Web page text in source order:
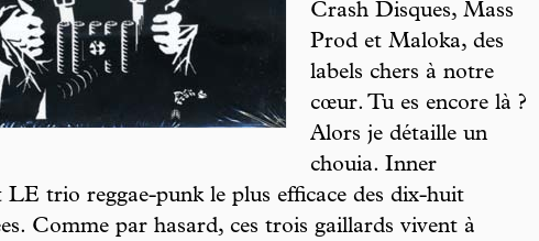
Crash Disques, Mass
Prod et Maloka, des
labels chers à notre
cœur. Tu es encore là ?
Alors je détaille un
chouia. Inner
LE trio reggae-punk le plus efficace des dix-huit
Comme par hasard, ces trois gaillards vivent à